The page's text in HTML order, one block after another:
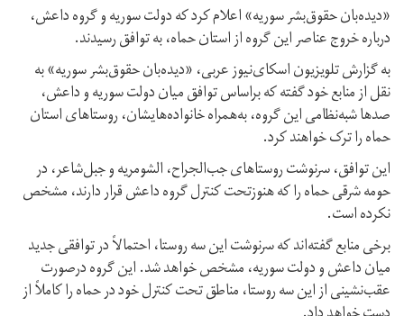
«دیده‌بان حقوق‌بشر سوریه» اعلام کرد که دولت سوریه و گروه داعش،
درباره خروج عناصر این گروه از استان حماه، به توافق رسیدند.
به گزارش تلویزیون اسکای‌نیوز عربی، «دیده‌بان حقوق‌بشر سوریه» به
نقل از منابع خود گفته که براساس توافق میان دولت سوریه و داعش،
صدها شبه‌نظامی این گروه، به‌همراه خانواده‌هایشان، روستاهای استان
حماه را ترک خواهند کرد.
این توافق، سرنوشت روستاهای جب‌الجراح، الشومریه و جبل‌شاعر، در
حومه شرقی حماه را که هنوزتحت کنترل گروه داعش قرار دارند، مشخص
نکرده است.
برخی منابع گفته‌اند که سرنوشت این سه روستا، احتمالاً در توافقی جدید
میان داعش و دولت سوریه، مشخص خواهد شد. این گروه درصورت
عقب‌نشینی از این سه روستا، مناطق تحت کنترل خود در حماه را کاملاً از